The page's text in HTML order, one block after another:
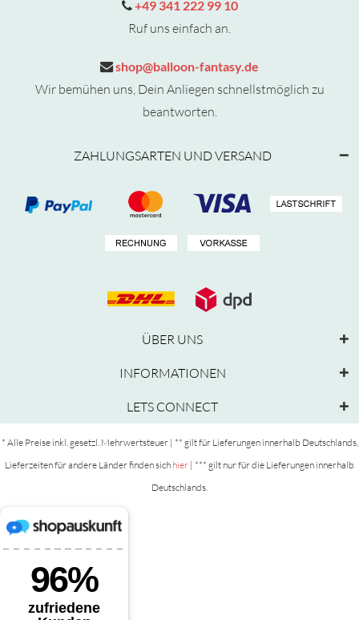
+49 341 222 99 10
Ruf uns einfach an.
shop@balloon-fantasy.de
Wir bemühen uns, Dein Anliegen schnellstmöglich zu
beantworten.
ZAHLUNGSARTEN UND VERSAND
ÜBER UNS
INFORMATIONEN
LETS CONNECT
* Alle Preise inkl. gesetzl. Mehrwertsteuer | ** gilt für Lieferungen innerhalb Deutschlands,
Lieferzeiten für andere Länder finden sich hier | *** gilt nur für die Lieferungen innerhalb
Deutschlands.